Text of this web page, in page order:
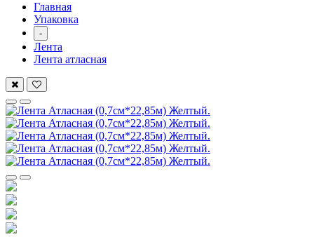
Главная
Упаковка
-
Лента
Лента атласная